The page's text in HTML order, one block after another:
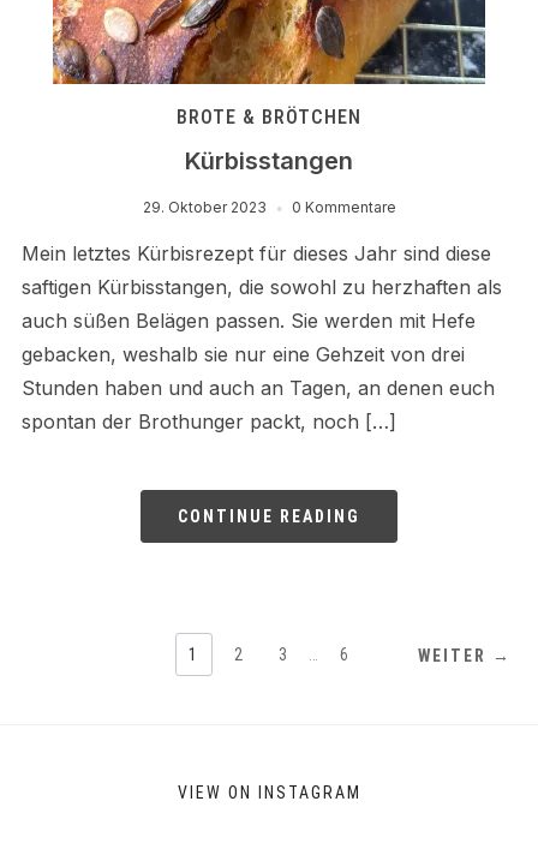
BROTE & BRÖTCHEN
Kürbisstangen
29. Oktober 2023 0 Kommentare
Mein letztes Kürbisrezept für dieses Jahr sind diese
saftigen Kürbisstangen, die sowohl zu herzhaften als
auch süßen Belägen passen. Sie werden mit Hefe
gebacken, weshalb sie nur eine Gehzeit von drei
Stunden haben und auch an Tagen, an denen euch
spontan der Brothunger packt, noch […]
CONTINUE READING
1 2 3 6 WEITER →
VIEW ON INSTAGRAM